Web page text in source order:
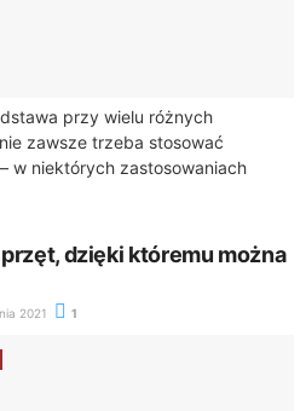
przy wielu różnych
zawsze trzeba stosować
w niektórych zastosowaniach
dzięki któremu można
2021 1